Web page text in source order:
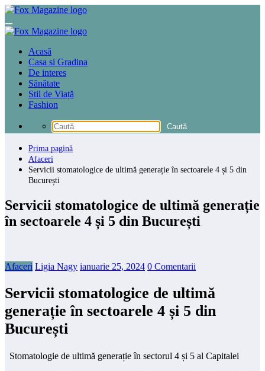
Sari
conținut
Acasă
Casa si Gradina
De interes
Sănătate
Stil de Viață
Fashion
Prima pagină
Afaceri
Servicii stomatologice de ultimă generație în sectoarele 4 și 5 din
București
Servicii stomatologice de ultimă generație
în sectoarele 4 și 5 din București
Afaceri Ligia Nagy ianuarie 25, 2024 0 Comentarii
Servicii stomatologice de ultimă
generație în sectoarele 4 și 5 din
București
Stomatologie de ultimă generație în sectorul 4 și 5 al Capitalei